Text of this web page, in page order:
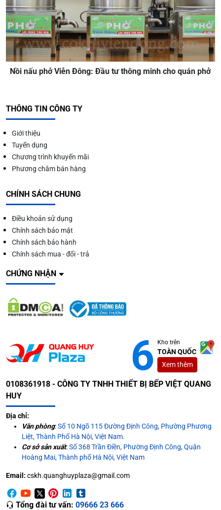
Nồi nấu phở Viễn Đông: Đầu tư thông minh cho quán phở
THÔNG TIN CÔNG TY
Giới thiệu
Tuyển dụng
Chương trình khuyến mãi
Phương châm bán hàng
CHÍNH SÁCH CHUNG
Điều khoản sử dụng
Chính sách bảo mật
Chính sách bảo hành
Chính sách mua - đổi - trả
CHỨNG NHẬN
Kho trên
TOÀN QUỐC
Xem thêm
0108361918 - CÔNG TY TNHH THIẾT BỊ BẾP VIỆT QUANG
HUY
Địa chỉ:
Văn phòng:Số 10 Ngõ 115 Đường Định Công, Phường Phương
Liệt, Thành Phố Hà Nội, Việt Nam.
Cơ sở sản xuất:Số 368 Trần Điền, Phường Định Công, Quận
Hoàng Mai, Thành phố Hà Nội, Việt Nam
Email: cskh.quanghuyplaza@gmail.com
Tổng đài tư vấn: 09666 23 666